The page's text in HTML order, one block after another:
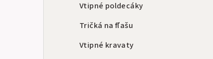
Vtipné poldecáky
Tričká na fľašu
Vtipné kravaty